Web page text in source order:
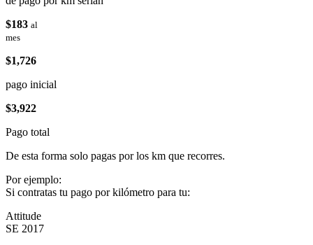
$183 al
mes
$1,726
pago inicial
$3,922
Pago total
De esta forma solo pagas por los km que recorres.
Por ejemplo:
Si contratas tu pago por kilómetro para tu:
Attitude
SE 2017